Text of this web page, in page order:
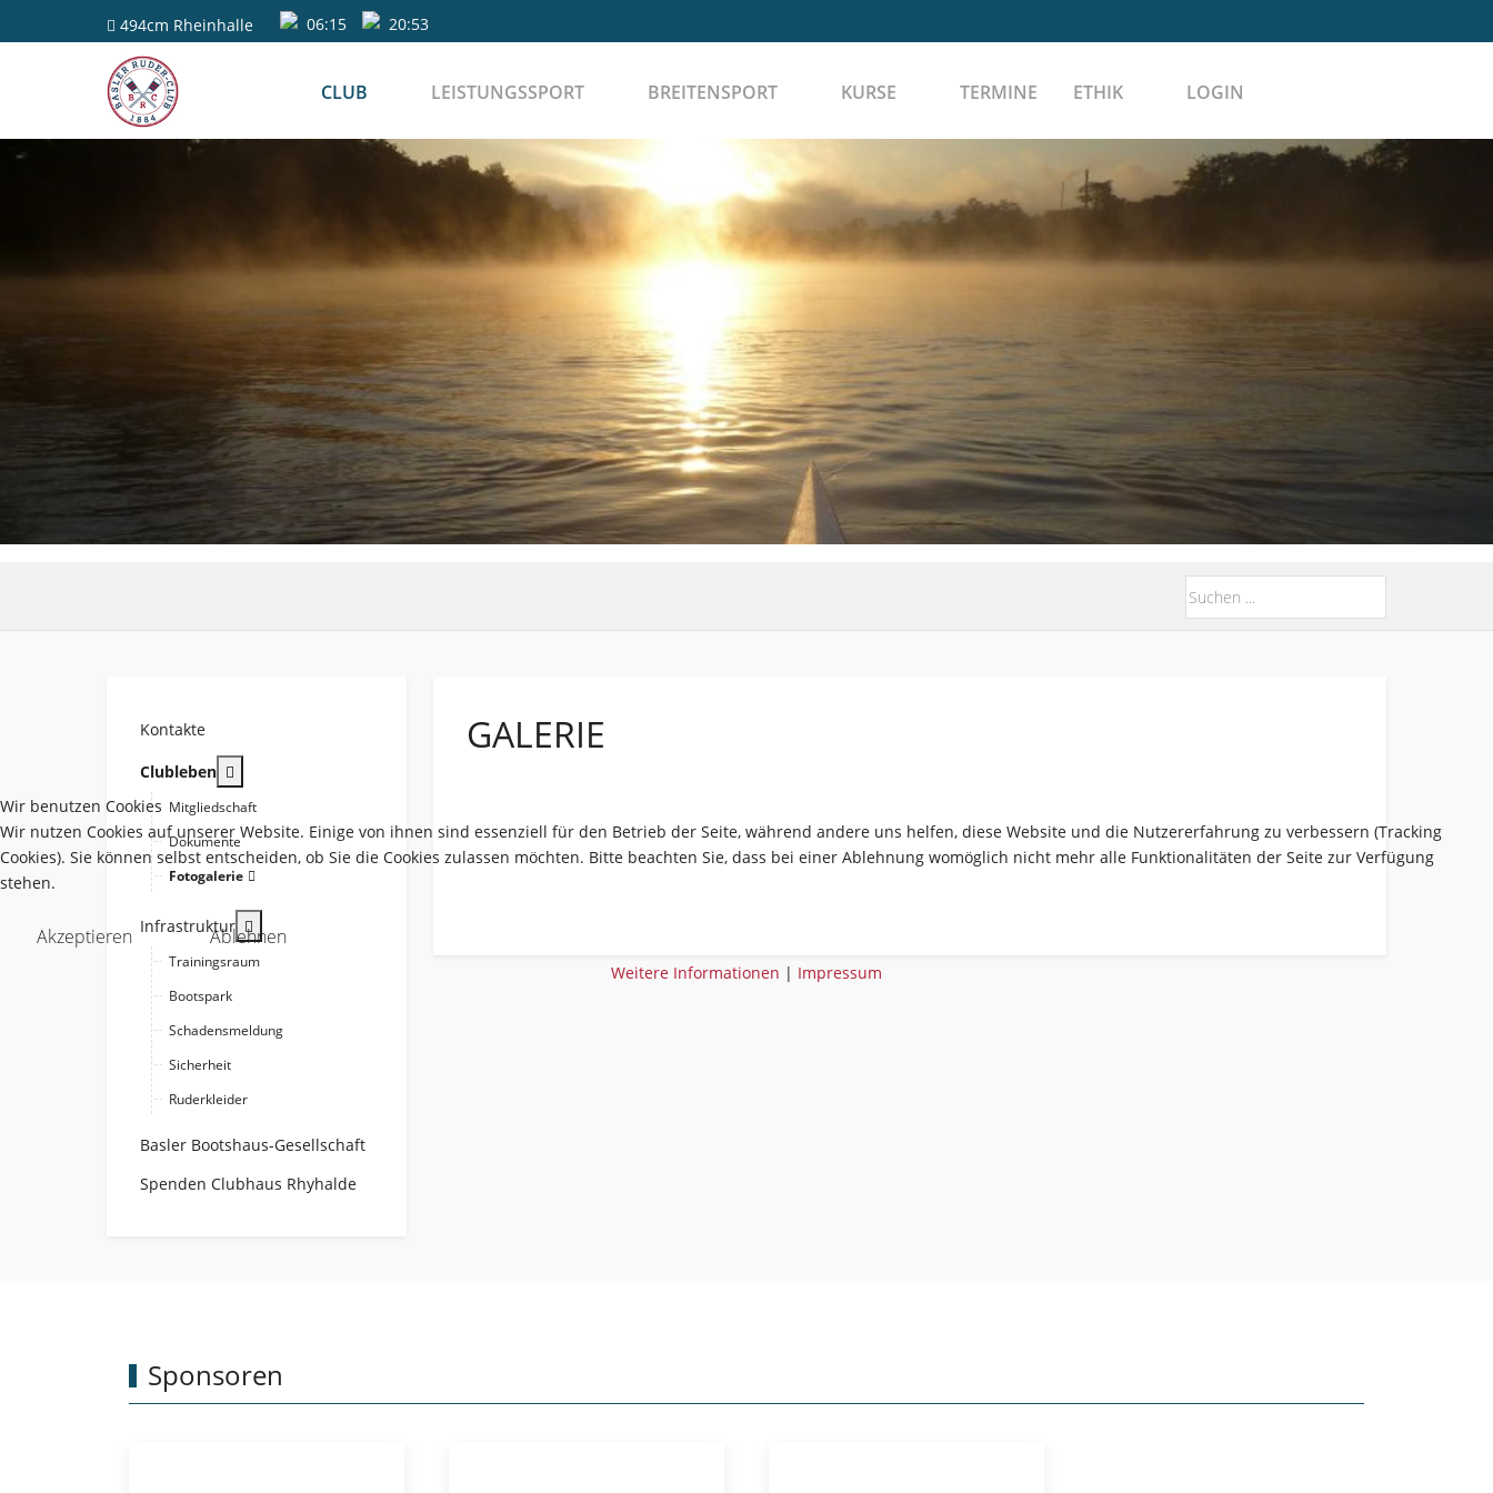
494cm Rheinhalle 06:15 20:53
CLUB LEISTUNGSSPORT BREITENSPORT KURSE TERMINE ETHIK LOGIN
Kontakte
Clubleben
Mitgliedschaft
Dokumente
Fotogalerie
Infrastruktur
Trainingsraum
Bootspark
Schadensmeldung
Sicherheit
Ruderkleider
Basler Bootshaus-Gesellschaft
Spenden Clubhaus Rhyhalde
GALERIE
Sponsoren
Wir benutzen Cookies
Wir nutzen Cookies auf unserer Website. Einige von ihnen sind essenziell für den Betrieb der Seite, während andere uns helfen, diese Website und die Nutzererfahrung zu verbessern (Tracking
Cookies). Sie können selbst entscheiden, ob Sie die Cookies zulassen möchten. Bitte beachten Sie, dass bei einer Ablehnung womöglich nicht mehr alle Funktionalitäten der Seite zur Verfügung
stehen.
Akzeptieren Ablehnen
Weitere Informationen | Impressum